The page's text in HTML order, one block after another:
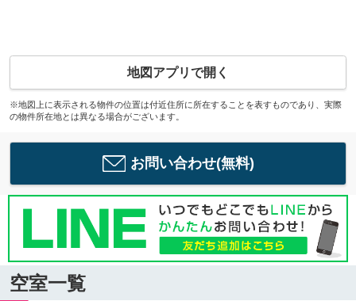
地図アプリで開く
※地図上に表示される物件の位置は付近住所に所在することを表すものであり、実際
の物件所在地とは異なる場合がございます。
お問い合わせ(無料)
空室一覧